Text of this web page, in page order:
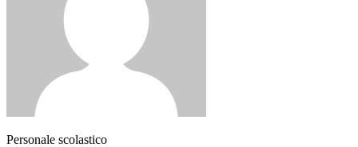
Personale scolastico